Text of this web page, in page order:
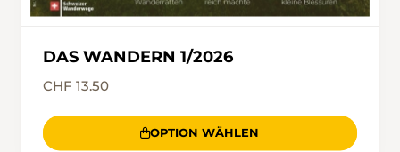
DAS WANDERN 1/2026
CHF 13.50
OPTION WÄHLEN